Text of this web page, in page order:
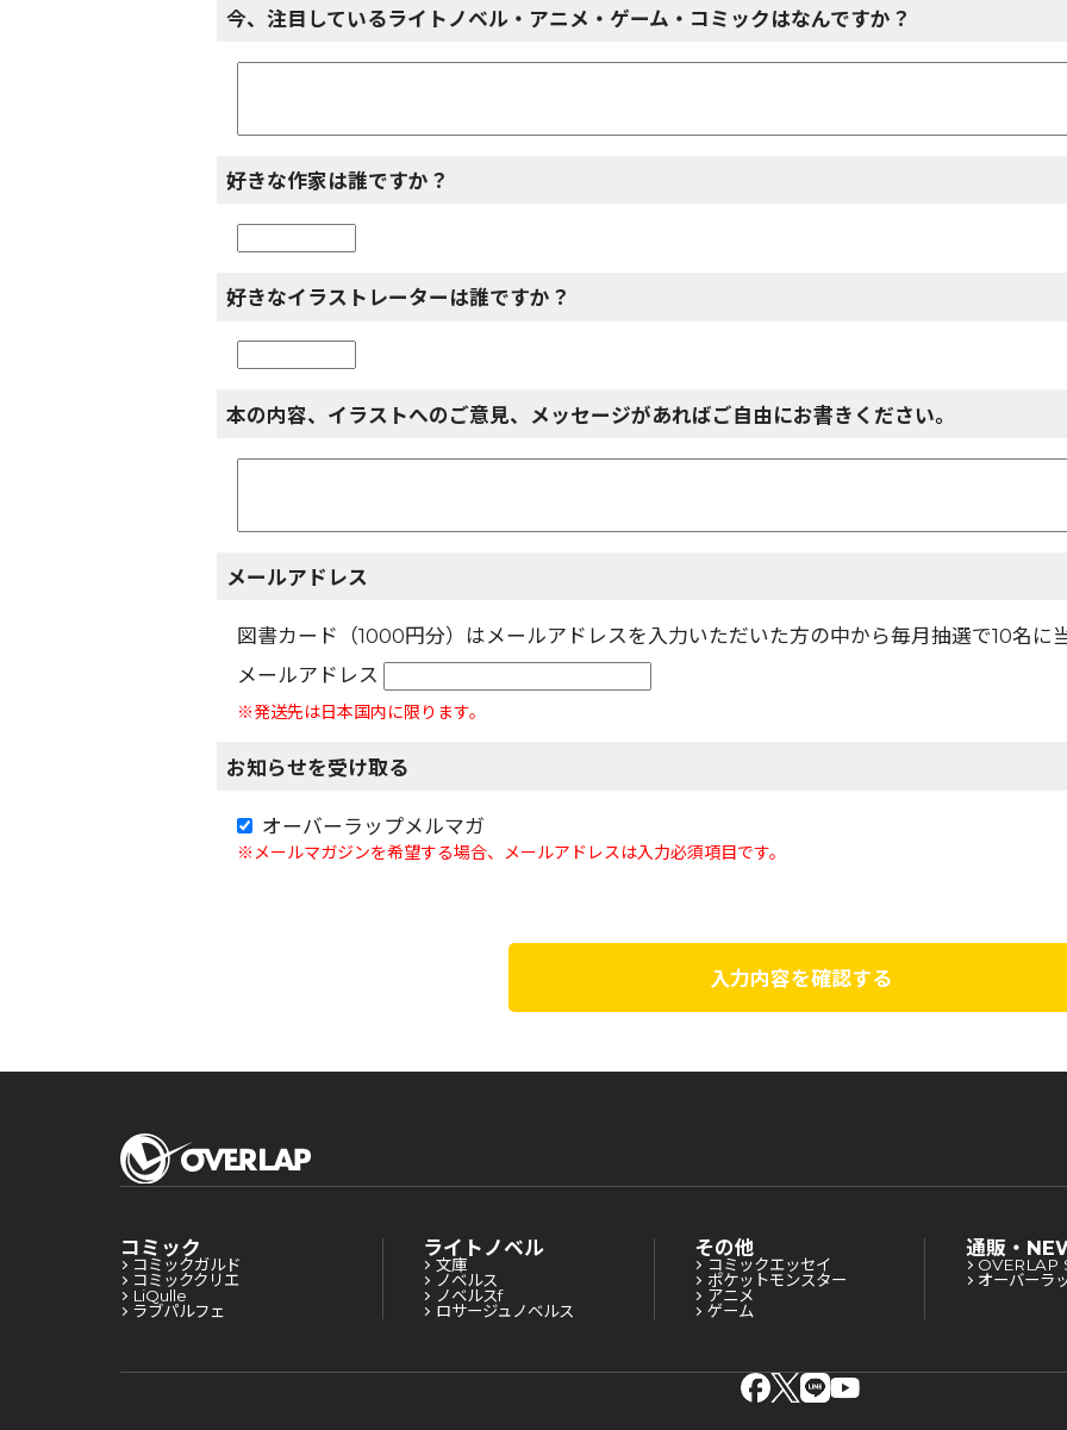
今、注目しているライトノベル・アニメ・ゲーム・コミックはなんですか？
好きな作家は誰ですか？
好きなイラストレーターは誰ですか？
本の内容、イラストへのご意見、メッセージがあればご自由にお書きください。
メールアドレス
図書カード（1000円分）はメールアドレスを入力いただいた方の中から毎月抽選で10名に
メールアドレス
※発送先は日本国内に限ります。
お知らせを受け取る
オーバーラップメルマガ
※メールマガジンを希望する場合、メールアドレスは入力必須項目です。
入力内容を確認する
コミック
コミックガルド
コミッククリエ
LiQulle
ラブパルフェ
ライトノベル
文庫
ノベルス
ノベルスf
ロサージュノベルス
その他
コミックエッセイ
ポケットモンスター
アニメ
ゲーム
通販・
OVERLAP
オーバーラ